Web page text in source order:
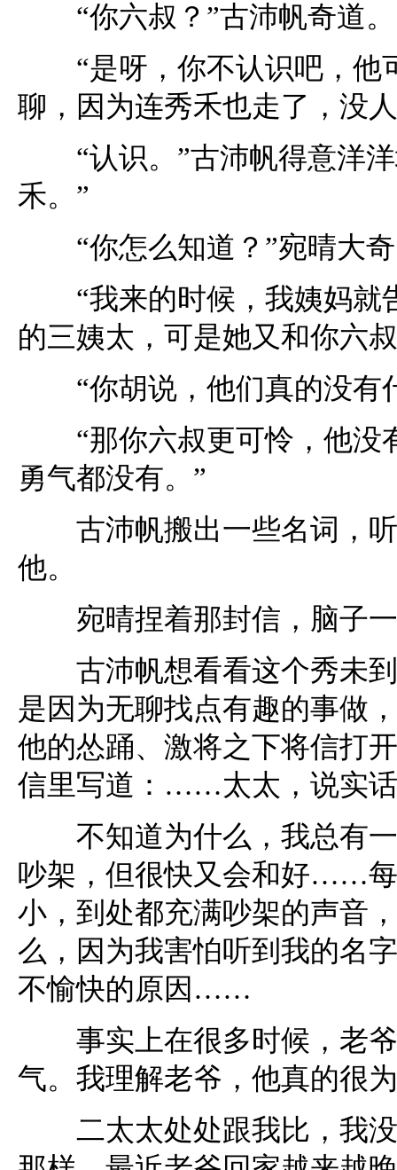
“你六叔？”古沛帆奇道。
“是呀，你不认识吧，他
聊，因为连秀禾也走了，没
“认识。”古沛帆得意洋洋
禾。”
“你怎么知道？”宛晴大奇
“我来的时候，我姨妈就
的三姨太，可是她又和你六
“你胡说，他们真的没有
“那你六叔更可怜，他没
勇气都没有。”
古沛帆搬出一些名词，听
他。
宛晴捏着那封信，脑子一
古沛帆想看看这个秀未到
是因为无聊找点有趣的事做
他的怂踊、激将之下将信打
信里写道：……太太，说实
不知道为什么，我总有一
吵架，但很快又会和好……
小，到处都充满吵架的声音
么，因为我害怕听到我的名
不愉快的原因……
事实上在很多时候，老爷
气。我理解老爷，他真的很
二太太处处跟我比，我没